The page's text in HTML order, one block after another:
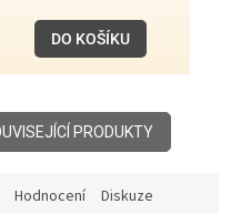
DO KOŠÍKU
PRODUKTY
Hodnocení Diskuze